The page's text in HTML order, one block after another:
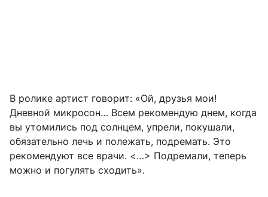
В ролике артист говорит: «Ой, друзья мои!
Дневной микросон… Всем рекомендую днем, когда
вы утомились под солнцем, упрели, покушали,
обязательно лечь и полежать, подремать. Это
рекомендуют все врачи. <…> Подремали, теперь
можно и погулять сходить».